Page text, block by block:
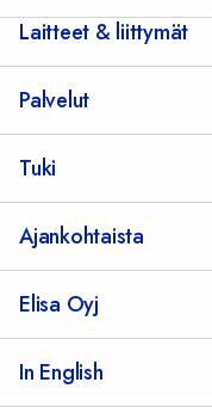
Laitteet & liittymät
Palvelut
Tuki
Ajankohtaista
Elisa Oyj
In English